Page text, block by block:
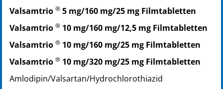
PZN: 15865355
PPN: 111586535521
Valsamtrio ® 5 mg/160 mg/25 mg Filmtabletten
Valsamtrio ® 10 mg/160 mg/12,5 mg Filmtabletten
Valsamtrio ® 10 mg/160 mg/25 mg Filmtabletten
Valsamtrio ® 10 mg/320 mg/25 mg Filmtabletten
Amlodipin/Valsartan/Hydrochlorothiazid